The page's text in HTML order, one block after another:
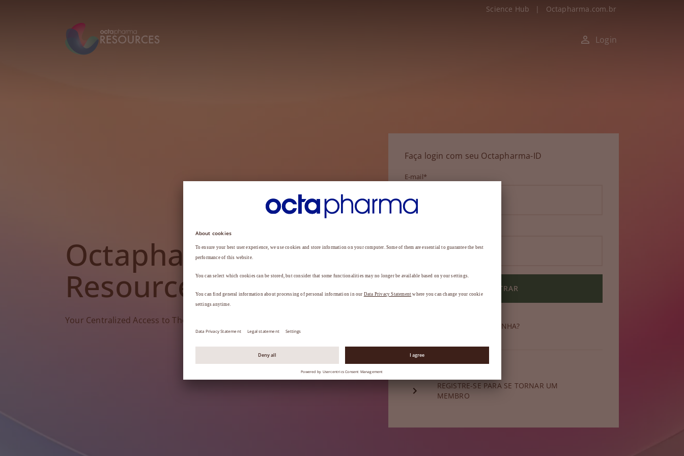
Science Hub | Octapharma.com.br
Login
Octapharma
Resources
Your Centralized Access to Therapy Tools.
Faça login com seu Octapharma-ID
E-mail*
ENTRAR
ESQUECEU SUA SENHA?
Ainda não é membro?
REGISTRE-SE PARA SE TORNAR UM
MEMBRO